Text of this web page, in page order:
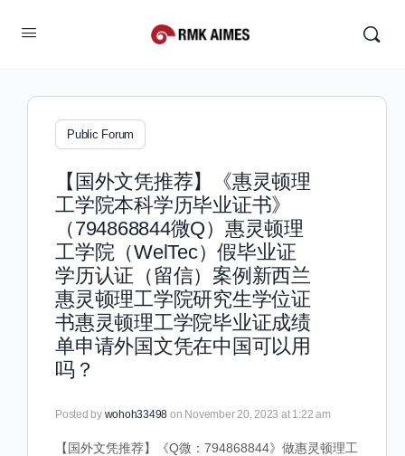
Public Forum
【国外文凭推荐】《惠灵顿理
工学院本科学历毕业证书》
（794868844微Q）惠灵顿理
工学院（WelTec）假毕业证
学历认证（留信）案例新西兰
惠灵顿理工学院研究生学位证
书惠灵顿理工学院毕业证成绩
单申请外国文凭在中国可以用
吗？
Posted by wohoh33498 on November 20, 2023 at 1:22 am
【国外文凭推荐】《Q微：794868844》做惠灵顿理工